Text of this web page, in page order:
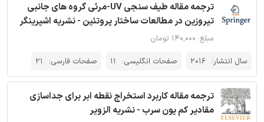
ترجمه مقاله طیف سنجی UV-مرئی گروه های جانبی
تیروزین در مطالعات ساختار پروتئین - نشریه اشپرینگر
مبلغ: ۱۴۰,۰۰۰ تومان
سال انتشار: 2016 صفحات انگلیسی: 11 صفحات فارسی: 21
ترجمه مقاله کاربرد استخراج نقطه ابر برای جداسازی
مقادیر کم یون سرب - نشریه الزویر